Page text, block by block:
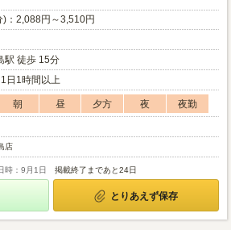
)：2,088円～3,510円
駅 徒歩 15分
日1時間以上
朝 昼 夕方 夜
夜勤
店
時：9月1日 掲載終了まであと24日
とりあえず保存